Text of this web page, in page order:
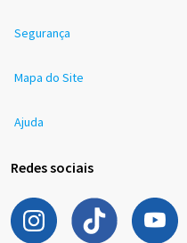
Segurança
Mapa do Site
Ajuda
Redes sociais